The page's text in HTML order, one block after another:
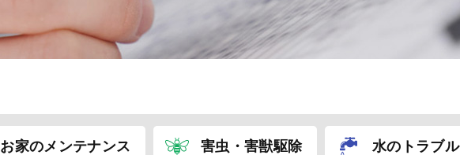
お家のメンテナンス 害虫・害獣駆除 水のトラブル